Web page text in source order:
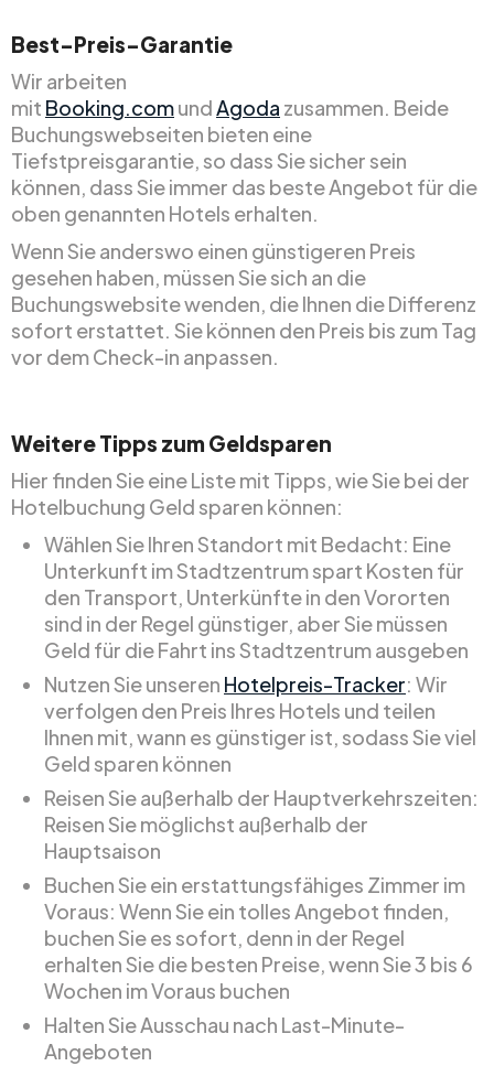
Best-Preis-Garantie
Wir arbeiten
mit Booking.comundAgoda zusammen. Beide
Buchungswebseiten bieten eine
Tiefstpreisgarantie, so dass Sie sicher sein
können, dass Sie immer das beste Angebot für die
oben genannten Hotels erhalten.
Wenn Sie anderswo einen günstigeren Preis
gesehen haben, müssen Sie sich an die
Buchungswebsite wenden, die Ihnen die Differenz
sofort erstattet. Sie können den Preis bis zum Tag
vor dem Check-in anpassen.
Weitere Tipps zum Geldsparen
Hier finden Sie eine Liste mit Tipps, wie Sie bei der
Hotelbuchung Geld sparen können:
Wählen Sie Ihren Standort mit Bedacht: Eine
Unterkunft im Stadtzentrum spart Kosten für
den Transport, Unterkünfte in den Vororten
sind in der Regel günstiger, aber Sie müssen
Geld für die Fahrt ins Stadtzentrum ausgeben
Nutzen Sie unseren Hotelpreis-Tracker: Wir
verfolgen den Preis Ihres Hotels und teilen
Ihnen mit, wann es günstiger ist, sodass Sie viel
Geld sparen können
Reisen Sie außerhalb der Hauptverkehrszeiten:
Reisen Sie möglichst außerhalb der
Hauptsaison
Buchen Sie ein erstattungsfähiges Zimmer im
Voraus: Wenn Sie ein tolles Angebot finden,
buchen Sie es sofort, denn in der Regel
erhalten Sie die besten Preise, wenn Sie 3 bis 6
Wochen im Voraus buchen
Halten Sie Ausschau nach Last-Minute-
Angeboten